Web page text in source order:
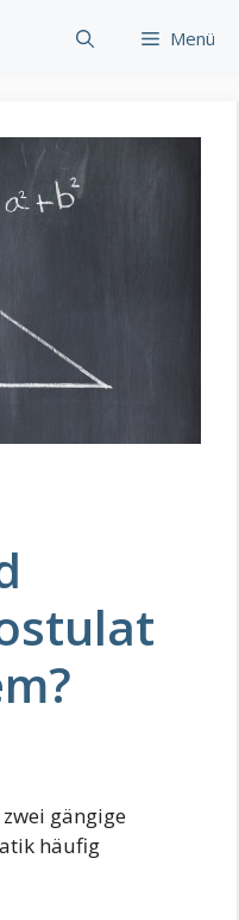
Menü
gängige
häufig